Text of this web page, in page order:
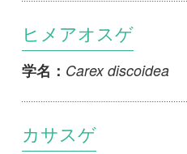
カサスゲ
学名： Carex dispalata
Carex disperma